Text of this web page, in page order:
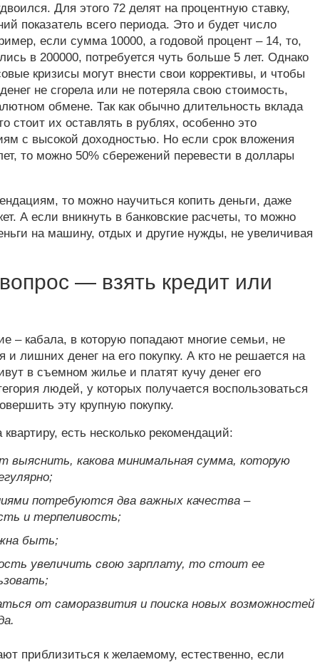
Для этого 72 делят на процентную ставку,
показатель всего периода. Это и будет число
если сумма 10000, а годовой процент – 14, то,
в 200000, потребуется чуть больше 5 лет. Однако
кризисы могут внести свои коррективы, и чтобы
не сгорела или не потеряла свою стоимость,
обмене. Так как обычно длительность вклада
стоит их оставлять в рублях, особенно это
с высокой доходностью. Но если срок вложения
то можно 50% сбережений перевести в доллары
то можно научиться копить деньги, даже
А если вникнуть в банковские расчеты, то можно
на машину, отдых и другие нужды, не увеличивая
— взять кредит или
– кабала, в которую попадают многие семьи, не
лишних денег на его покупку. А кто не решается на
в съемном жилье и платят кучу денег его
людей, у которых получается воспользоваться
эту крупную покупку.
квартиру, есть несколько рекомендаций:
выяснить, какова минимальная сумма, которую
потребуются два важных качества –
и терпеливость;
быть;
увеличить свою зарплату, то стоит ее
от саморазвития и поиска новых возможностей
приблизиться к желаемому, естественно, если